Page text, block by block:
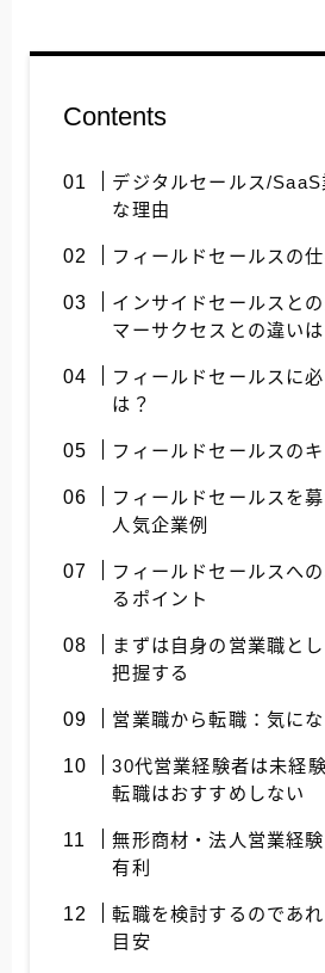
Contents
デジタルセールス/
な理由
フィールドセールスの
インサイドセールスと
マーサクセスとの違いは
フィールドセールスに
は？
フィールドセールスの
フィールドセールスを
人気企業例
フィールドセールスへ
るポイント
まずは自身の営業職と
把握する
営業職から転職：気に
30代営業経験者は未経
転職はおすすめしない
無形商材・法人営業経
有利
転職を検討するのであ
目安